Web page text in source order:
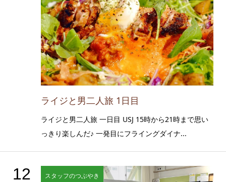
ライジと男二人旅 1日目
ライジと男二人旅 一日目 USJ 15時から21時まで思い
っきり楽しんだ♪ 一発目にフライングダイナ...
12 スタッフのつぶやき